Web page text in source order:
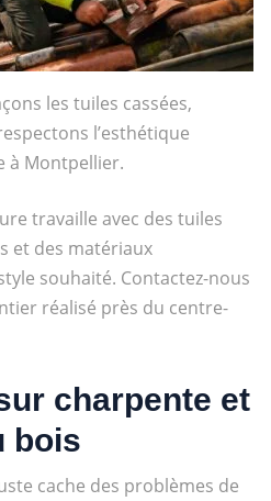
les tuiles cassées,
l’esthétique
à Montpellier.
travaille avec des tuiles
et des matériaux
souhaité. Contactez-nous
réalisé près du centre-
charpente et
bois
cache des problèmes de